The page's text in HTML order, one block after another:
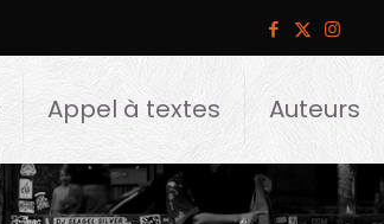
Appel à textes Auteurs